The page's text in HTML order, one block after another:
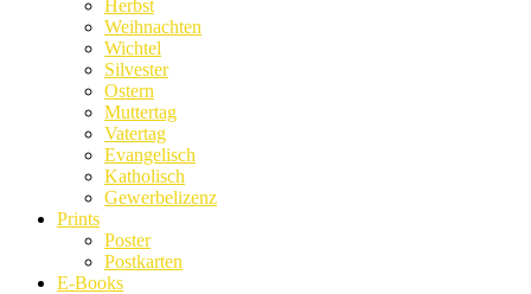
Herbst
Weihnachten
Wichtel
Silvester
Ostern
Muttertag
Vatertag
Evangelisch
Katholisch
Gewerbelizenz
Prints
Poster
Postkarten
E-Books